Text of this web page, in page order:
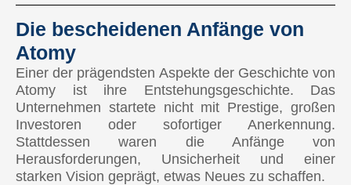
AMERIKA
🇺🇸 Vereinigte Staaten
🇨🇦 Kanada
🇲🇽 Mexiko
🇨🇴 Kolumbien
Die bescheidenen Anfänge von
Atomy
Einer der prägendsten Aspekte der Geschichte von
Atomy ist ihre Entstehungsgeschichte. Das
Unternehmen startete nicht mit Prestige, großen
Investoren oder sofortiger Anerkennung.
Stattdessen waren die Anfänge von
Herausforderungen, Unsicherheit und einer
starken Vision geprägt, etwas Neues zu schaffen.